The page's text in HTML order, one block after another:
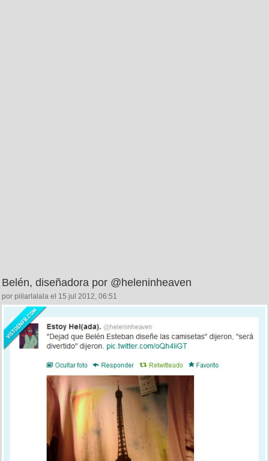
Belén, diseñadora por @heleninheaven
por piilarlalala el 15 jul 2012, 06:51